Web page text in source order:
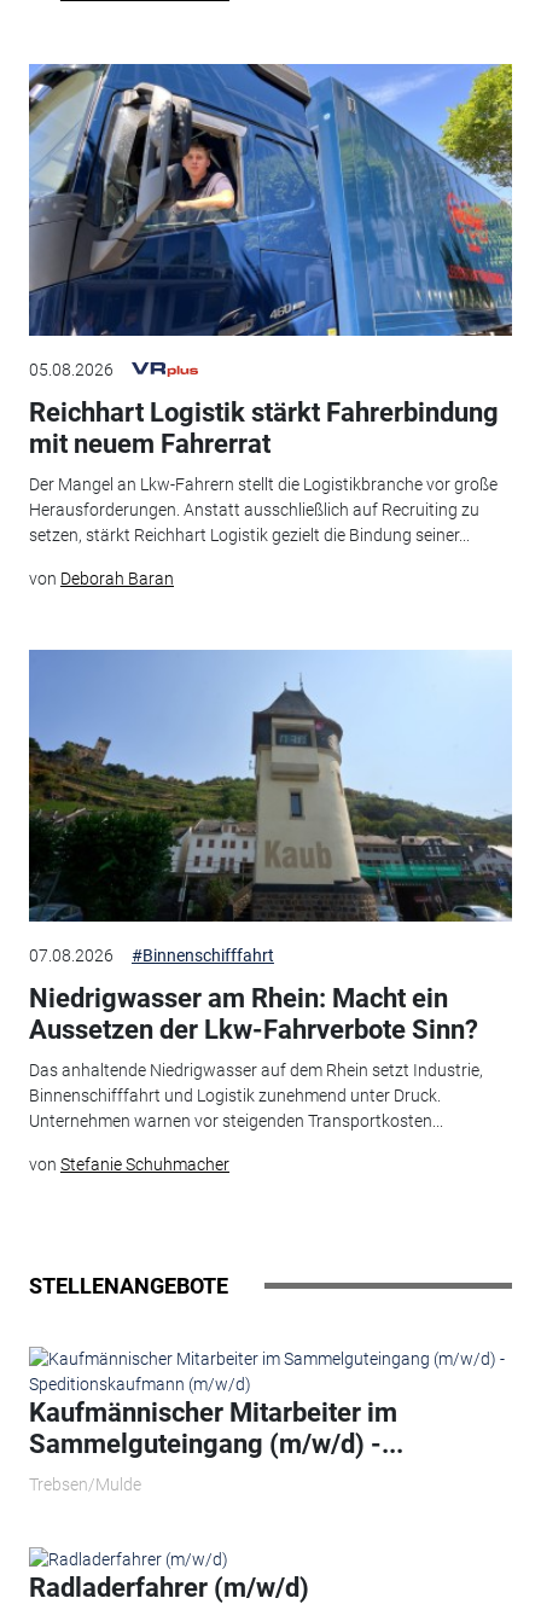
05.08.2026
Reichhart Logistik stärkt Fahrerbindung
mit neuem Fahrerrat
Der Mangel an Lkw-Fahrern stellt die Logistikbranche vor große
Herausforderungen. Anstatt ausschließlich auf Recruiting zu
setzen, stärkt Reichhart Logistik gezielt die Bindung seiner...
von Deborah Baran
07.08.2026 #Binnenschifffahrt
Niedrigwasser am Rhein: Macht ein
Aussetzen der Lkw-Fahrverbote Sinn?
Das anhaltende Niedrigwasser auf dem Rhein setzt Industrie,
Binnenschifffahrt und Logistik zunehmend unter Druck.
Unternehmen warnen vor steigenden Transportkosten...
von Stefanie Schuhmacher
STELLENANGEBOTE
Kaufmännischer Mitarbeiter im
Sammelguteingang (m/w/d) -...
Trebsen/Mulde
Radladerfahrer (m/w/d)